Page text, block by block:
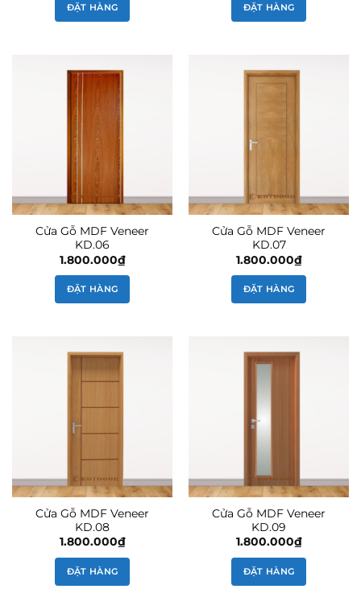
ĐẶT HÀNG ĐẶT HÀNG
Cửa Gỗ MDF Veneer
KD.06
1.800.000₫
ĐẶT HÀNG
Cửa Gỗ MDF Veneer
KD.07
1.800.000₫
ĐẶT HÀNG
Cửa Gỗ MDF Veneer
KD.08
1.800.000₫
ĐẶT HÀNG
Cửa Gỗ MDF Veneer
KD.09
1.800.000₫
ĐẶT HÀNG